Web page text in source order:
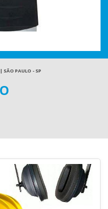
SÃO PAULO - SP